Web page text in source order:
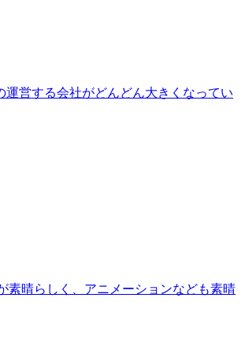
営する会社がどんどん大きくなってい
素晴らしく、アニメーションなども素晴